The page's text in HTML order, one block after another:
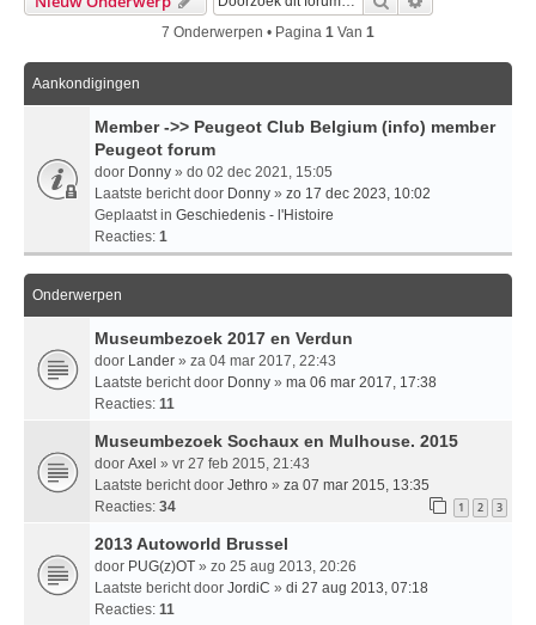
7 Onderwerpen • Pagina 1 Van 1
Aankondigingen
Member ->> Peugeot Club Belgium (info) member
Peugeot forum
door Donny » do 02 dec 2021, 15:05
Laatste bericht door Donny » zo 17 dec 2023, 10:02
Geplaatst in Geschiedenis - l'Histoire
Reacties: 1
Onderwerpen
Museumbezoek 2017 en Verdun
door Lander » za 04 mar 2017, 22:43
Laatste bericht door Donny » ma 06 mar 2017, 17:38
Reacties: 11
Museumbezoek Sochaux en Mulhouse. 2015
door Axel » vr 27 feb 2015, 21:43
Laatste bericht door Jethro » za 07 mar 2015, 13:35
Reacties: 34 1 2 3
2013 Autoworld Brussel
door PUG(z)OT » zo 25 aug 2013, 20:26
Laatste bericht door JordiC » di 27 aug 2013, 07:18
Reacties: 11